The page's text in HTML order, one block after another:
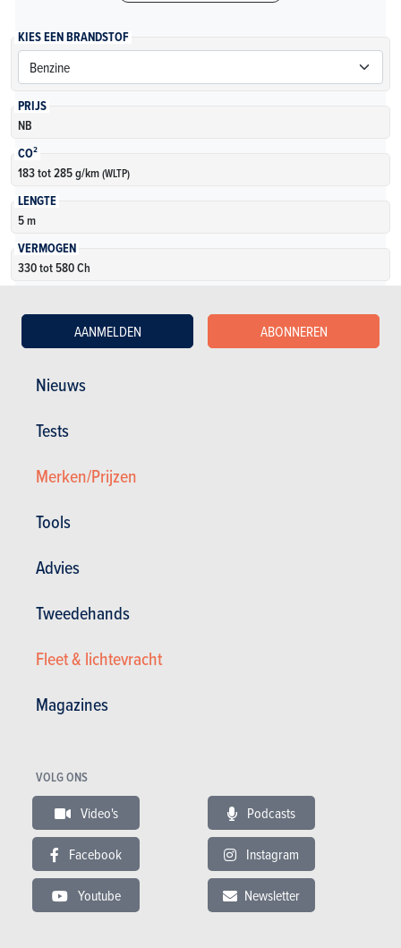
Nieuws
Tests
Merken/Prijzen
Tools
Advies
Tweedehands
Fleet & lichtevracht
Magazines
AANMELDEN ABONNEREN
VOLG ONS
Video's Podcasts
Facebook Instagram
Youtube Newsletter
KIES EEN BRANDSTOF
PRIJS
NB
CO²
183 tot 285 g/km(WLTP)
LENGTE
5 m
VERMOGEN
330 tot 580 Ch
500 l
AANTAL VERSIES
Maserati
Ghibli (2023)
NIET MEER BESCHIKBAAR